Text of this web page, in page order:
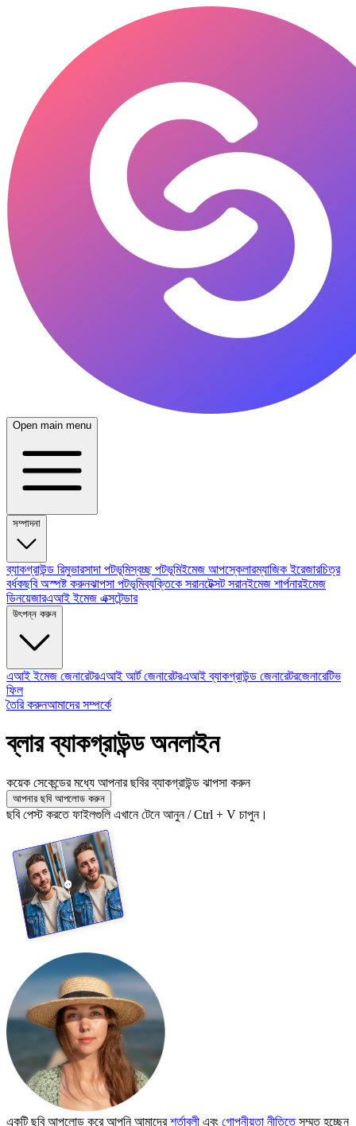
Open main menu
সম্পাদনা
ব্যাকগ্রাউন্ড রিমুভারসাদা পটভূমিস্বচ্ছ পটভূমিইমেজ আপস্কেলারম্যাজিক ইরেজারচিত্র
বর্ধকছবি অস্পষ্ট করুনঝাপসা পটভূমিব্যক্তিকে সরানটেক্সট সরানইমেজ শার্পনারইমেজ
ডিনয়েজারএআই ইমেজ এক্সটেন্ডার
উৎপন্ন করুন
এআই ইমেজ জেনারেটরএআই আর্ট জেনারেটরএআই ব্যাকগ্রাউন্ড জেনারেটরজেনারেটিভ
ফিল
তৈরি করুনআমাদের সম্পর্কে
ব্লার ব্যাকগ্রাউন্ড অনলাইন
কয়েক সেকেন্ডের মধ্যে আপনার ছবির ব্যাকগ্রাউন্ড ঝাপসা করুন
আপনার ছবি আপলোড করুন
ছবি পেস্ট করতে ফাইলগুলি এখানে টেনে আনুন / Ctrl + V চাপুন।
একটি ছবি আপলোড করে আপনি আমাদেরশর্তাবলী এবং গোপনীয়তা নীতিতেসম্মত হচ্ছেন